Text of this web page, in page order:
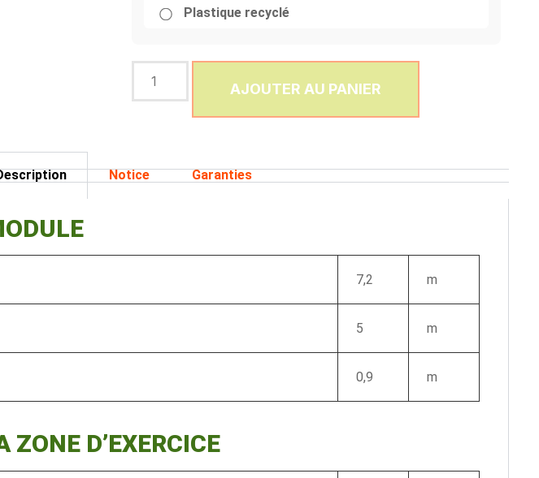
Plastique recyclé
AJOUTER AU PANIER
Notice Garanties
7,2 m
5 m
0,9 m
D’EXERCICE